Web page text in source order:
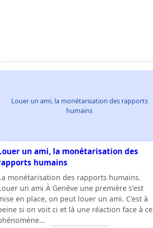
Louer un ami, la monétarisation des rapports
humains
un ami, la monétarisation des
humains
monétarisation des rapports humains.
un ami À Genève une première s'est
en place, on peut louer un ami. C'est à
si on voit ci et là une réaction face à ce